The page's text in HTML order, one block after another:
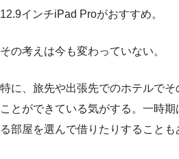
12.9インチiPad Proがおすすめ。
その考えは今も変わっていない。
特に、旅先や出張先でのホテルで
ことができている気がする。一時
る部屋を選んで借りたりすることも